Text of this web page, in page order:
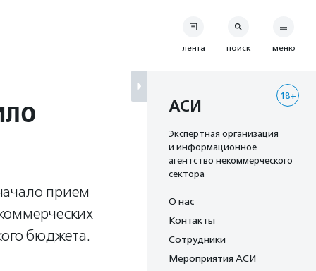
прием
бюджета.
лента поиск меню
18+
АСИ
Экспертная организация
и информационное
агентство некоммерческого
сектора
О нас
Контакты
Сотрудники
Мероприятия АСИ